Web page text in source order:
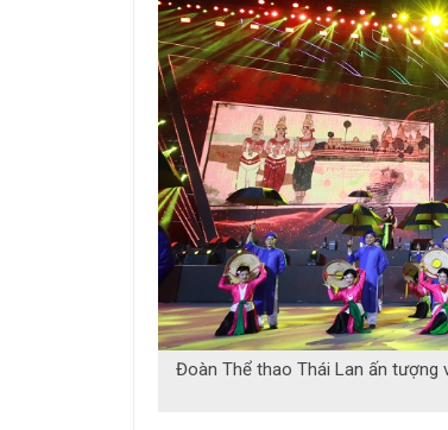
Đoàn Thể thao Thái Lan ấn tượng